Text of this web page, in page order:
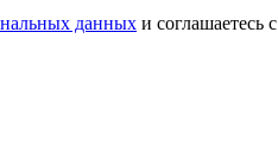
данных и соглашаетесь c